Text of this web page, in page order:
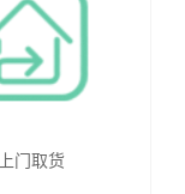
上门取货